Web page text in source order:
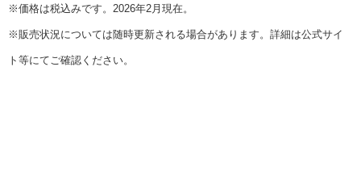
※価格は税込みです。2026年2月現在。
※販売状況については随時更新される場合があります。詳細は公式サイ
ト等にてご確認ください。